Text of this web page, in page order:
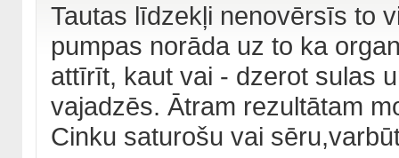
Tautas līdzekļi nenovērsīs to
pumpas norāda uz to ka
attīrīt, kaut vai - dzerot sulas
vajadzēs. Ātram rezultātam
Cinku saturošu vai